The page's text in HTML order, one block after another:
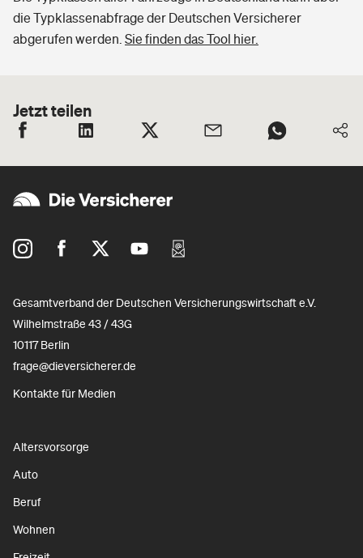
die Typklassenabfrage der Deutschen Versicherer
abgerufen werden. Sie finden das Tool hier.
Jetzt teilen
Gesamtverband der Deutschen Versicherungswirtschaft e.V.
Wilhelmstraße 43 / 43G
10117 Berlin
frage@dieversicherer.de
Kontakte für Medien
Altersvorsorge
Auto
Beruf
Wohnen